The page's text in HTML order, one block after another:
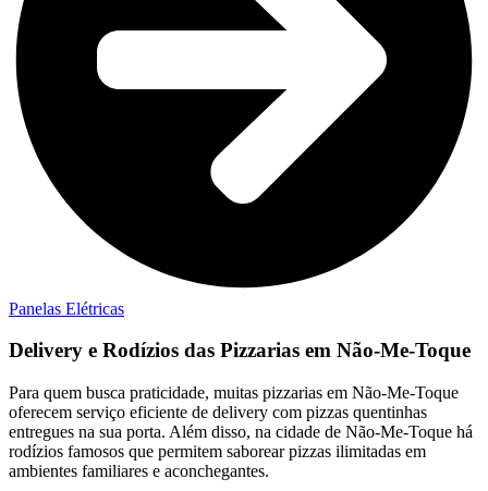
Panelas Elétricas
Delivery e Rodízios das Pizzarias em Não-Me-Toque
Para quem busca praticidade, muitas pizzarias em Não-Me-Toque
oferecem serviço eficiente de delivery com pizzas quentinhas
entregues na sua porta. Além disso, na cidade de Não-Me-Toque há
rodízios famosos que permitem saborear pizzas ilimitadas em
ambientes familiares e aconchegantes.